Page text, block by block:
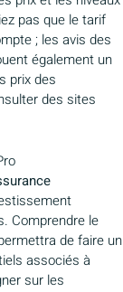
pas que le tarif
; les avis des
également un
prix des
des sites
Comprendre le
de faire un
associés à
sur les